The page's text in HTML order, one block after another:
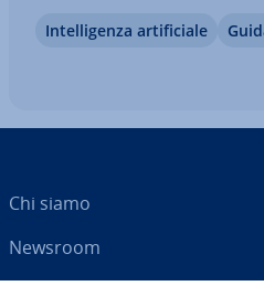
de­ra­no au­to­ma­tiz­za­re il
In­tel­li­gen­za ar­ti­fi­cia­le
Chi siamo
Newsroom